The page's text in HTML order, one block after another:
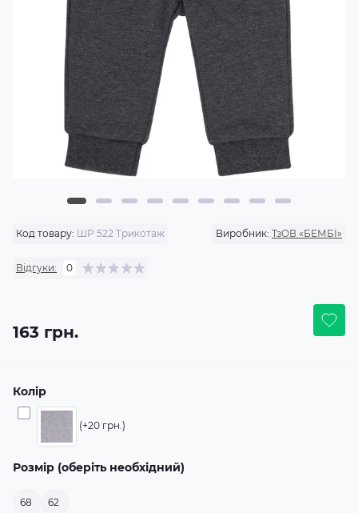
Код товару: ШР 522 Трикотаж Виробник: ТзОВ «БЕМБІ»
Відгуки: 0
163 грн.
Колір
(+20 грн.)
Розмір (оберіть необхідний)
68 62